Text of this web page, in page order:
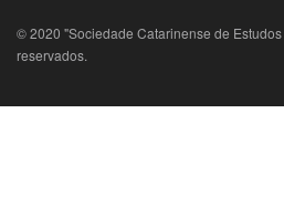
© 2020 "Sociedade Catarinense de
reservados.